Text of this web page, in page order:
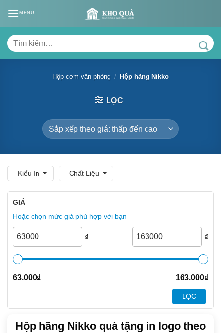
MENU
Tìm
kiếm:
Hộp cơm văn phòng / Hộp hãng Nikko
LỌC
Kiểu In Chất Liệu
GIÁ
Hoặc chọn mức giá phù hợp với bạn
₫ ₫
63.000₫ 163.000₫
LỌC
Hộp hãng Nikko quà tặng in logo theo